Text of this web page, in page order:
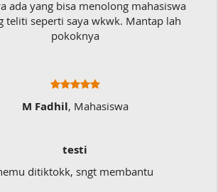
ada yang bisa menolong mahasiswa
teliti seperti saya wkwk. Mantap lah
pokoknya
M Fadhil, Mahasiswa
testi
ditiktokk, sngt membantu